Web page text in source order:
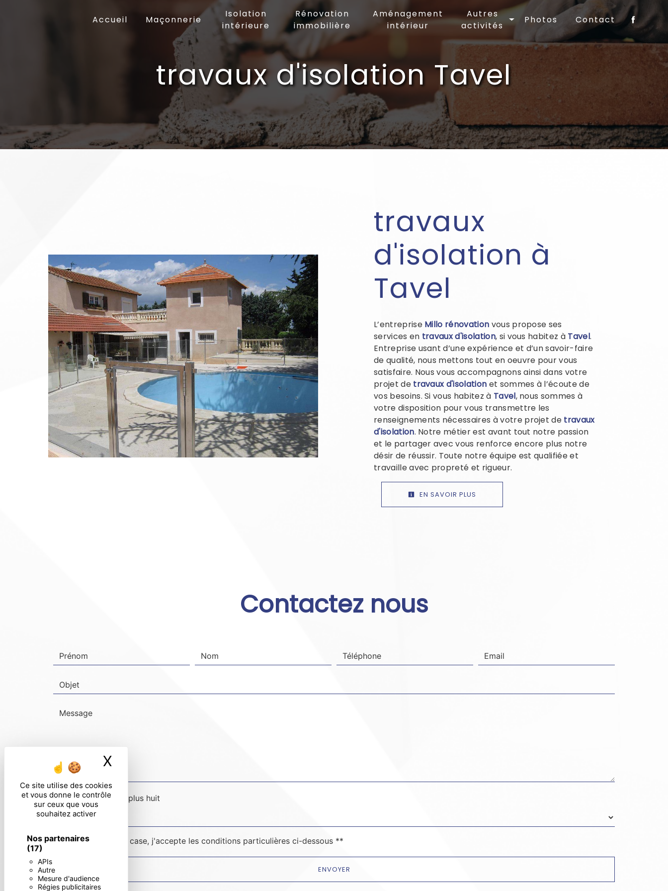
Ce site utilise des cookies
et vous donne le contrôle
sur ceux que vous
souhaitez activer
Nos partenaires
(17)
APIs
Autre
Mesure d'audience
Régies publicitaires
X
Accueil Maçonnerie
Isolation
intérieure
Rénovation
immobilière
Aménagement
intérieur
Autres
activités
Photos Contact
travaux d'isolation Tavel
travaux
d'isolation à
Tavel
L’entreprise Millo rénovation vous propose ses
services en travaux d'isolation, si vous habitez à Tavel.
Entreprise usant d’une expérience et d’un savoir-faire
de qualité, nous mettons tout en oeuvre pour vous
satisfaire. Nous vous accompagnons ainsi dans votre
projet de travaux d'isolation et sommes à l’écoute de
vos besoins. Si vous habitez à Tavel, nous sommes à
votre disposition pour vous transmettre les
renseignements nécessaires à votre projet de travaux
d'isolation. Notre métier est avant tout notre passion
et le partager avec vous renforce encore plus notre
désir de réussir. Toute notre équipe est qualifiée et
travaille avec propreté et rigueur.
EN SAVOIR PLUS
Contactez nous
Combien font deux plus huit
En cochant cette case, j'accepte les conditions particulières ci-dessous **
ENVOYER